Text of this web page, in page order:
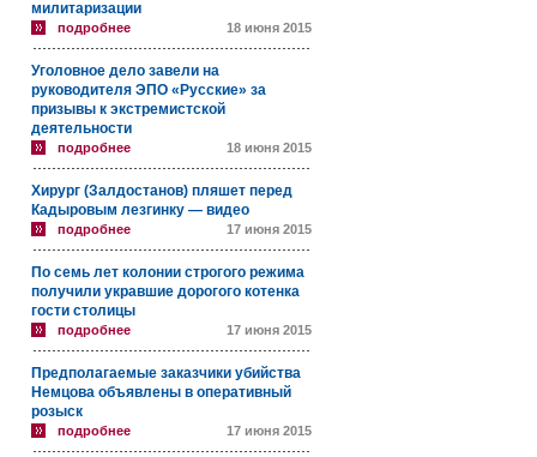
милитаризации
подробнее 18 июня 2015
Уголовное дело завели на
руководителя ЭПО «Русские» за
призывы к экстремистской
деятельности
подробнее 18 июня 2015
Хирург (Залдостанов) пляшет перед
Кадыровым лезгинку — видео
подробнее 17 июня 2015
По семь лет колонии строгого режима
получили укравшие дорогого котенка
гости столицы
подробнее 17 июня 2015
Предполагаемые заказчики убийства
Немцова объявлены в оперативный
розыск
подробнее 17 июня 2015